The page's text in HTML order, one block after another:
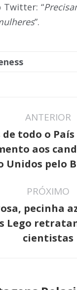
Twitter: “
”.
ANTERIOR
Post
de todo o
aos
Unidos pelo
PRÓXIMO
post:
pecinha
Lego
cientistas